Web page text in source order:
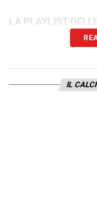
LA PLAYLIST
IL